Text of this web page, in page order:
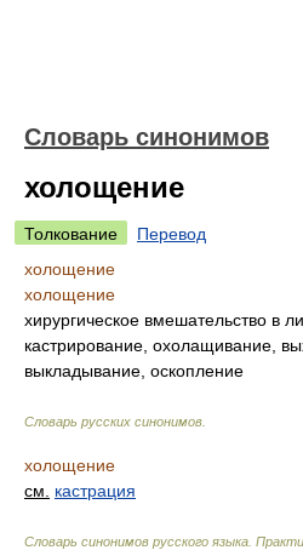
Словарь синонимов
холощение
Толкование
Перевод
холощение
холощение
хирургическое вмешательство в
кастрирование, охолащивание,
выкладывание, оскопление
Словарь русских синонимов
холощение
см.
кастрация
Словарь синонимов русского языка.